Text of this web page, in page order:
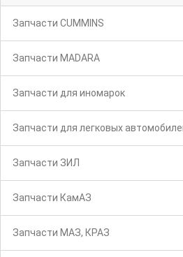
Запчасти CUMMINS
Запчасти MADARA
Запчасти для иномарок
Запчасти для легковых
Запчасти ЗИЛ
Запчасти КамАЗ
Запчасти МАЗ, КРАЗ